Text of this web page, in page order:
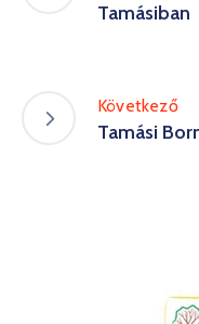
Tamásiban
Következő
Tamási